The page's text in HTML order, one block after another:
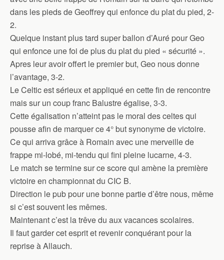
dans les pieds de Geoffrey qui enfonce du plat du pied, 2-
2.
Quelque instant plus tard super ballon d’Auré pour Geo
qui enfonce une foi de plus du plat du pied « sécurité ».
Apres leur avoir offert le premier but, Geo nous donne
l’avantage, 3-2.
Le Celtic est sérieux et appliqué en cette fin de rencontre
mais sur un coup franc Balustre égalise, 3-3.
Cette égalisation n’atteint pas le moral des celtes qui
pousse afin de marquer ce 4° but synonyme de victoire.
Ce qui arriva grâce à Romain avec une merveille de
frappe mi-lobé, mi-tendu qui fini pleine lucarne, 4-3.
Le match se termine sur ce score qui amène la première
victoire en championnat du CIC B.
Direction le pub pour une bonne partie d’être nous, même
si c’est souvent les mêmes.
Maintenant c’est la trêve du aux vacances scolaires.
Il faut garder cet esprit et revenir conquérant pour la
reprise à Allauch.